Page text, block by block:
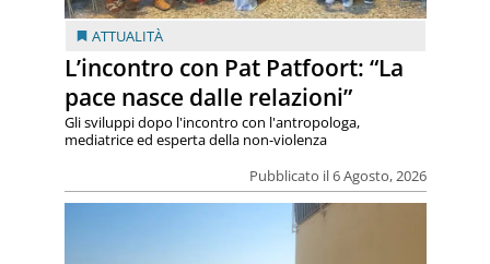
ATTUALITÀ
L’incontro con Pat Patfoort: “La
pace nasce dalle relazioni”
Pubblicato il 6 Agosto, 2026
Gli sviluppi dopo l'incontro con l'antropologa,
mediatrice ed esperta della non-violenza